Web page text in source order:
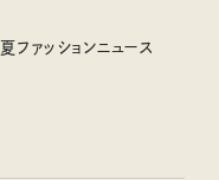
ファッションニュース